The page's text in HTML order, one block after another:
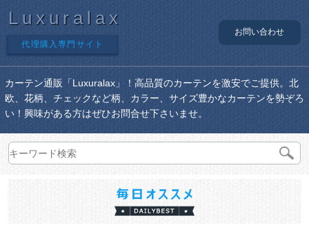
Luxuralax
代理購入専門サイト
お問い合わせ
カーテン通販「Luxuralax」！高品質のカーテンを激安でご提供。北
欧、花柄、チェックなど柄、カラー、サイズ豊かなカーテンを勢ぞろ
い！興味がある方はぜひお問合せ下さいませ。